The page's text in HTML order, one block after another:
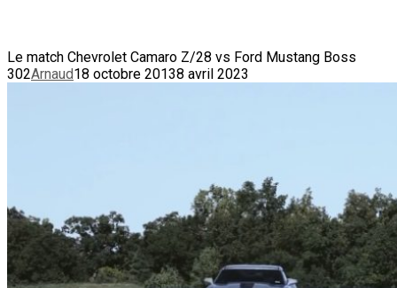
Le match Chevrolet Camaro Z/28 vs Ford Mustang Boss
302Arnaud18 octobre 20138 avril 2023